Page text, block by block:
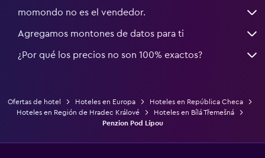
momondo no es el vendedor.
Agregamos montones de datos para ti
¿Por qué los precios no son 100% exactos?
Ofertas de hotel Hoteles en Europa
Hoteles en República Checa
Hoteles en Región de Hradec Králové
Hoteles en Bílá Třemešná
Penzion Pod Lípou